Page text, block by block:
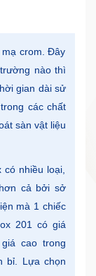
crom. Đây
nào thì
gian dài sử
các chất
sàn vật liệu
nhiều loại,
cả bởi sở
mà 1 chiếc
201 có giá
cao trong
bỉ. Lựa chọn